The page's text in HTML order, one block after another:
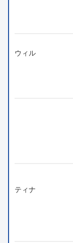
ウィル
ティナ